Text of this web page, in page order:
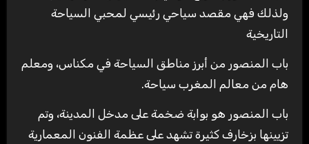
ولذلك فهي مقصد سياحي رئيسي لمحبي السياحة
التاريخية
باب المنصور من أبرز مناطق السياحة في مكناس، ومعلم
هام من معالم المغرب سياحة.
باب المنصور هو بوابة ضخمة على مدخل المدينة، وتم
تزيينها بزخارف كثيرة تشهد على عظمة الفنون المعمارية